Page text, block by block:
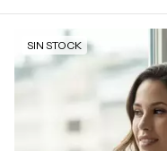
SIN STOCK